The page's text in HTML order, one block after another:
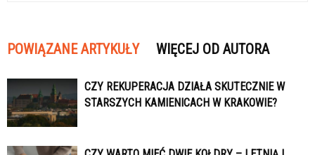
POWIĄZANE ARTYKUŁY WIĘCEJ OD AUTORA
CZY REKUPERACJA DZIAŁA SKUTECZNIE W
STARSZYCH KAMIENICACH W KRAKOWIE?